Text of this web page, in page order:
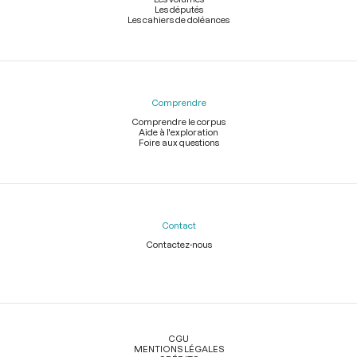
Les députés
Les cahiers de doléances
Comprendre
Comprendre le corpus
Aide à l'exploration
Foire aux questions
Contact
Contactez-nous
Légal
CGU
MENTIONS LÉGALES